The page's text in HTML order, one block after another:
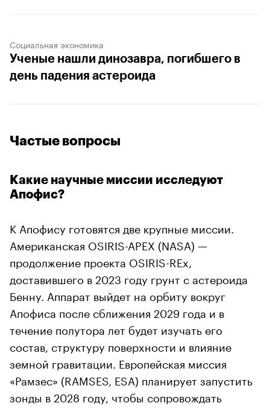
Социальная экономика
Ученые нашли динозавра, погибшего в
день падения астероида
Частые вопросы
Какие научные миссии исследуют
Апофис?
К Апофису готовятся две крупные миссии.
Американская OSIRIS-APEX (NASA) —
продолжение проекта OSIRIS-REx,
доставившего в 2023 году грунт с астероида
Бенну. Аппарат выйдет на орбиту вокруг
Апофиса после сближения 2029 года и в
течение полутора лет будет изучать его
состав, структуру поверхности и влияние
земной гравитации. Европейская миссия
«Рамзес» (RAMSES, ESA) планирует запустить
зонды в 2028 году, чтобы сопровождать